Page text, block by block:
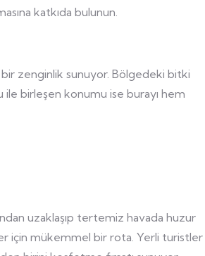
katkıda bulunun.
bir zenginlik sunuyor. Bölgedeki bitki
ile birleşen konumu ise burayı hem
uzaklaşıp tertemiz havada huzur
için mükemmel bir rota. Yerli turistler